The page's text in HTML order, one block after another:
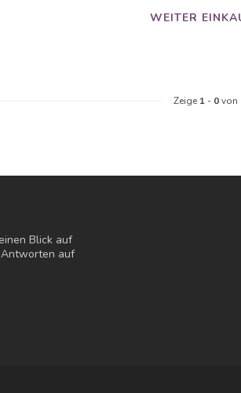
WEITER
Zeige 1 - 0von
Blick auf
Antworten auf